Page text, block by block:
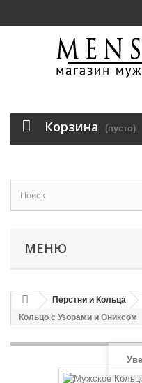
Корзина (пусто)
МЕНЮ
Перстни и Кольца
Кольцо с Узорами и Ониксом